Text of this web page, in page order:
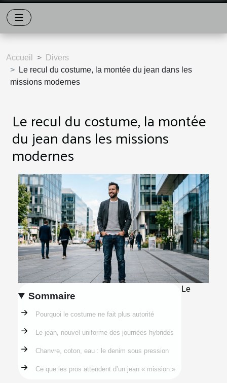
Accueil
Divers
Le recul du costume, la montée du jean dans les
missions modernes
Le recul du costume, la montée
du jean dans les missions
modernes
Sommaire
Pourquoi le costume ne fait plus autorité
Le jean, nouvel uniforme des journées hybrides
Chanvre, coton, eau : le denim sous pression
Ce que les pros attendent d’un jean « mission »
Le